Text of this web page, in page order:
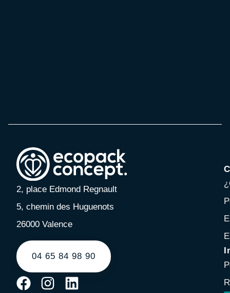
2, place Edmond Regnault
5, chemin des Huguenots
26000 Valence
04 65 84 98 90